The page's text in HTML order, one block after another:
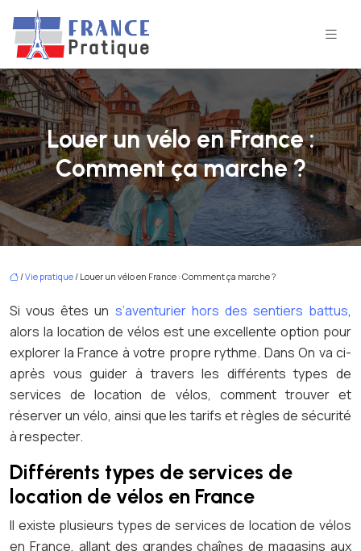
Louer un vélo en France :
Comment ça marche ?
/Vie pratique/ Louer un vélo en France : Comment ça marche ?
Si vous êtes un s’aventurier hors des sentiers battus,
alors la location de vélos est une excellente option pour
explorer la France à votre propre rythme. Dans On va ci-
après vous guider à travers les différents types de
services de location de vélos, comment trouver et
réserver un vélo, ainsi que les tarifs et règles de sécurité
à respecter.
Différents types de services de
location de vélos en France
Il existe plusieurs types de services de location de vélos
en France, allant des grandes chaînes de magasins aux